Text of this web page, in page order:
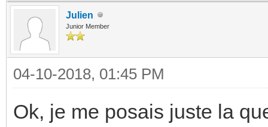
Julien
Junior Member
04-10-2018, 01:45 PM
Ok, je me posais juste la